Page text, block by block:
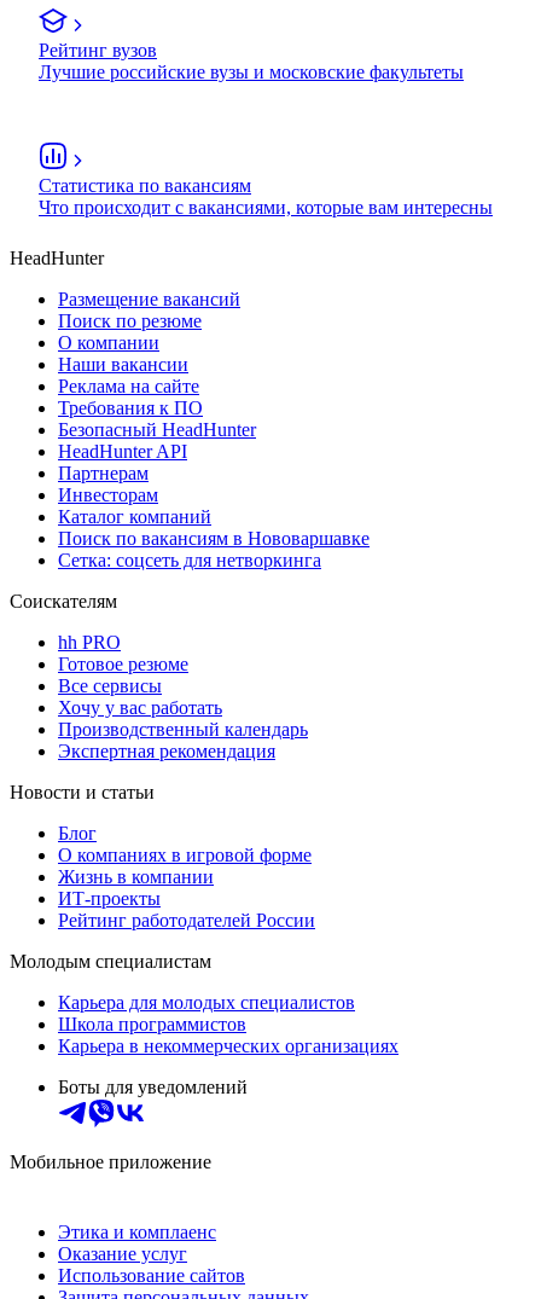
Рейтинг вузов
Лучшие российские вузы и московские факультеты
Статистика по вакансиям
Что происходит с вакансиями, которые вам интересны
HeadHunter
Размещение вакансий
Поиск по резюме
О компании
Наши вакансии
Реклама на сайте
Требования к ПО
Безопасный HeadHunter
HeadHunter API
Партнерам
Инвесторам
Каталог компаний
Поиск по вакансиям в Нововаршавке
Сетка: соцсеть для нетворкинга
Соискателям
hh PRO
Готовое резюме
Все сервисы
Хочу у вас работать
Производственный календарь
Экспертная рекомендация
Новости и статьи
Блог
О компаниях в игровой форме
Жизнь в компании
ИТ-проекты
Рейтинг работодателей России
Молодым специалистам
Карьера для молодых специалистов
Школа программистов
Карьера в некоммерческих организациях
Боты для уведомлений
Мобильное приложение
Этика и комплаенс
Оказание услуг
Использование сайтов